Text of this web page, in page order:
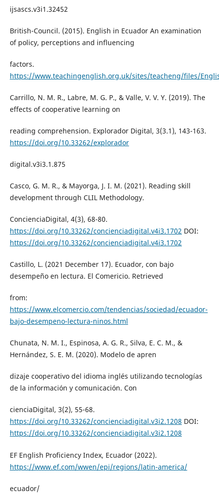
ijsascs.v3i1.32452
British-Council. (2015). English in Ecuador An examination
of policy, perceptions and influencing
factors.
https://www.teachingenglish.org.uk/sites/teacheng/files/
Carrillo, N. M. R., Labre, M. G. P., & Valle, V. V. Y. (2019). The
effects of cooperative learning on
reading comprehension. Explorador Digital, 3(3.1), 143-163.
https://doi.org/10.33262/explorador
digital.v3i3.1.875
Casco, G. M. R., & Mayorga, J. I. M. (2021). Reading skill
development through CLIL Methodology.
ConcienciaDigital, 4(3), 68-80.
https://doi.org/10.33262/concienciadigital.v4i3.1702 DOI:
https://doi.org/10.33262/concienciadigital.v4i3.1702
Castillo, L. (2021 December 17). Ecuador, con bajo
desempeño en lectura. El Comericio. Retrieved
from:
https://www.elcomercio.com/tendencias/sociedad/ecuador-
bajo-desempeno-lectura-ninos.html
Chunata, N. M. I., Espinosa, A. G. R., Silva, E. C. M., &
Hernández, S. E. M. (2020). Modelo de apren
dizaje cooperativo del idioma inglés utilizando tecnologías
de la información y comunicación. Con
cienciaDigital, 3(2), 55-68.
https://doi.org/10.33262/concienciadigital.v3i2.1208 DOI:
https://doi.org/10.33262/concienciadigital.v3i2.1208
EF English Proficiency Index, Ecuador (2022).
https://www.ef.com/wwen/epi/regions/latin-america/
ecuador/